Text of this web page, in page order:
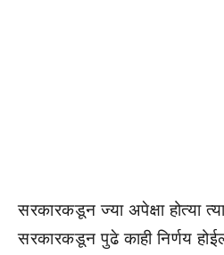
सरकारकडून ज्या अपेक्षा होत्या
सरकारकडून पुढे काही निर्णय